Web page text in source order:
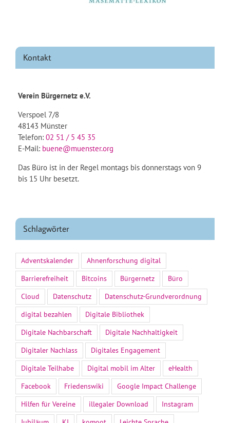
Kontakt
Verein Bürgernetz e.V.
Verspoel 7/8
48143 Münster
Telefon: 02 51 / 5 45 35
E-Mail: buene@muenster.org
Das Büro ist in der Regel montags bis donnerstags von 9
bis 15 Uhr besetzt.
Schlagwörter
Adventskalender
Ahnenforschung digital
Barrierefreiheit
Bitcoins Bürgernetz
Büro
Cloud
Datenschutz
Datenschutz-Grundverordnung
digital bezahlen
Digitale Bibliothek
Digitale Nachbarschaft
Digitale Nachhaltigkeit
Digitaler Nachlass
Digitales Engagement
Digitale Teilhabe
Digital mobil im Alter
eHealth
Facebook
Friedenswiki
Google Impact Challenge
Hilfen für Vereine
illegaler Download
Instagram